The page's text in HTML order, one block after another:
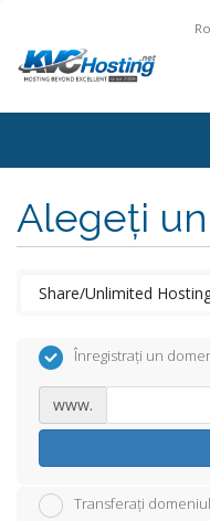
Alegeți
Înregistrați un
www.
Transferați